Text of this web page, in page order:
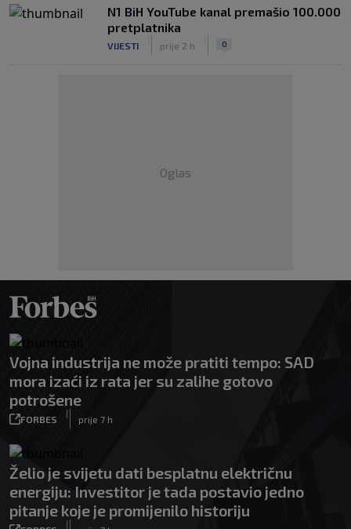
N1 BiH YouTube kanal premašio 100.000
pretplatnika
VIJESTI prije 2 h 0
Oglas
Vojna industrija ne može pratiti tempo: SAD
mora izaći iz rata jer su zalihe gotovo
potrošene
FORBES
|
prije 7 h
Želio je svijetu dati besplatnu električnu
energiju: Investitor je tada postavio jedno
pitanje koje je promijenilo historiju
|